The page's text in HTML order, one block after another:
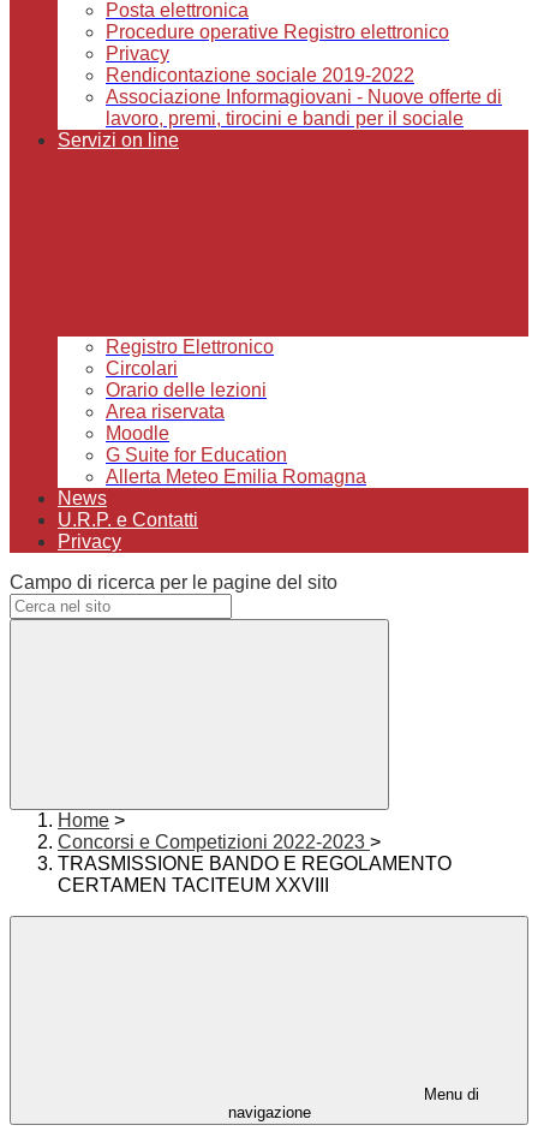
Posta elettronica
Procedure operative Registro elettronico
Privacy
Rendicontazione sociale 2019-2022
Associazione Informagiovani - Nuove offerte di
lavoro, premi, tirocini e bandi per il sociale
Servizi on line
Registro Elettronico
Circolari
Orario delle lezioni
Area riservata
Moodle
G Suite for Education
Allerta Meteo Emilia Romagna
News
U.R.P. e Contatti
Privacy
Campo di ricerca per le pagine del sito
Home >
Concorsi e Competizioni 2022-2023 >
TRASMISSIONE BANDO E REGOLAMENTO
CERTAMEN TACITEUM XXVIII
Menu di
navigazione